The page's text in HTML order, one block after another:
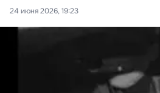
24 июня 2026, 19:23